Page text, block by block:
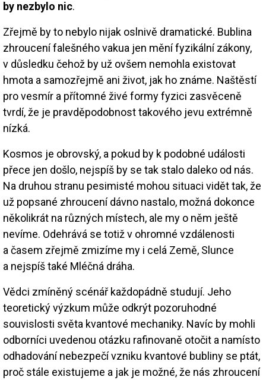
by nezbylo nic.
Zřejmě by to nebylo nijak oslnivě dramatické. Bublina
zhroucení falešného vakua jen mění fyzikální zákony,
v důsledku čehož by už ovšem nemohla existovat
hmota a samozřejmě ani život, jak ho známe. Naštěstí
pro vesmír a přítomné živé formy fyzici zasvěceně
tvrdí, že je pravděpodobnost takového jevu extrémně
nízká.
Kosmos je obrovský, a pokud by k podobné události
přece jen došlo, nejspíš by se tak stalo daleko od nás.
Na druhou stranu pesimisté mohou situaci vidět tak, že
už popsané zhroucení dávno nastalo, možná dokonce
několikrát na různých místech, ale my o něm ještě
nevíme. Odehrává se totiž v ohromné vzdálenosti
a časem zřejmě zmizíme my i celá Země, Slunce
a nejspíš také Mléčná dráha.
Vědci zmíněný scénář každopádně studují. Jeho
teoretický výzkum může odkrýt pozoruhodné
souvislosti světa kvantové mechaniky. Navíc by mohli
odborníci uvedenou otázku rafinovaně otočit a namísto
odhadování nebezpečí vzniku kvantové bubliny se ptát,
proč stále existujeme a jak je možné, že nás zhroucení